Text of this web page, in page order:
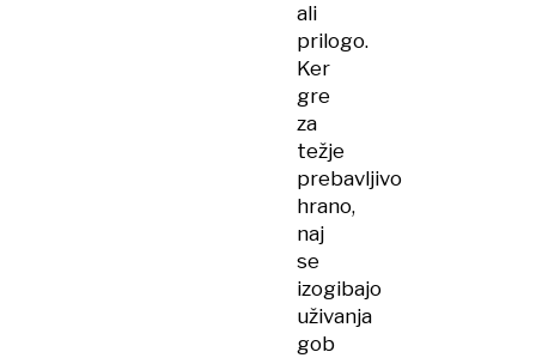
ali
prilogo.
Ker
gre
za
težje
prebavljivo
hrano,
naj
se
izogibajo
uživanja
gob